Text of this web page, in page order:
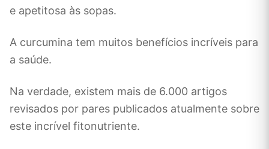
e apetitosa às sopas.
A curcumina tem muitos benefícios incríveis para
a saúde.
Na verdade, existem mais de 6.000 artigos
revisados ​​por pares publicados atualmente sobre
este incrível fitonutriente.